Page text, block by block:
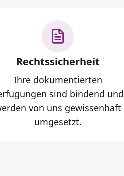
Rechtssicherheit
Ihre dokumentierten
sind bindend und
von uns gewissenhaft
umgesetzt.